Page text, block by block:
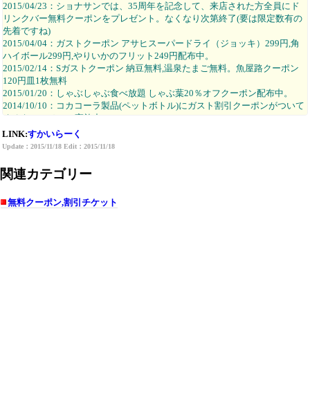
2015/04/23：ショナサンでは、35周年を記念して、来店された方全員にド
リンクバー無料クーポンをプレゼント。なくなり次第終了(要は限定数有の
先着ですね)
2015/04/04：ガストクーポン アサヒスーパードライ（ジョッキ）299円,角
ハイボール299円,やりいかのフリット249円配布中。
2015/02/14：Sガストクーポン 納豆無料,温泉たまご無料。魚屋路クーポン
120円皿1枚無料
2015/01/20：しゃぶしゃぶ食べ放題 しゃぶ葉20％オフクーポン配布中。
2014/10/10：コカコーラ製品(ペットボトル)にガスト割引クーポンがついて
くるキャンペーン実施中。
2014/07/20：ガストうちわクーポン無料＆ダウンロード配布中。(9/3迄)
2014/07/20：ガスト39万円分お食事券プレゼント。(9/3迄)
無料クーポンを配布中。(12/31迄)
2013/07/17：ガストのオトクーポン新規登録又は友達紹介で、無料クーポ
る。(2013/09/05迄)
LINK:すかいらーく
Update：2015/11/18 Edit：2015/11/18
関連カテゴリー
無料クーポン,割引チケット